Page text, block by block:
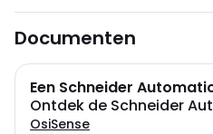
Documenten
Een Schneider
Ontdek de Schneider
OsiSense